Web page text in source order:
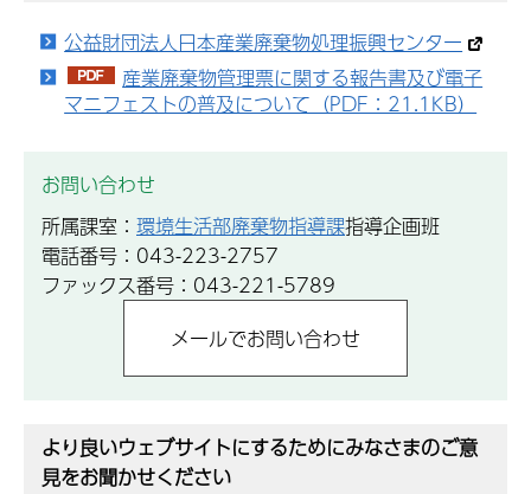
公益財団法人日本産業廃棄物処理振興センター
産業廃棄物管理票に関する報告書及び電子
マニフェストの普及について（PDF：21.1KB）
お問い合わせ
所属課室： 環境生活部廃棄物指導課指導企画班
電話番号：043-223-2757
ファックス番号：043-221-5789
より良いウェブサイトにするためにみなさまのご意
見をお聞かせください